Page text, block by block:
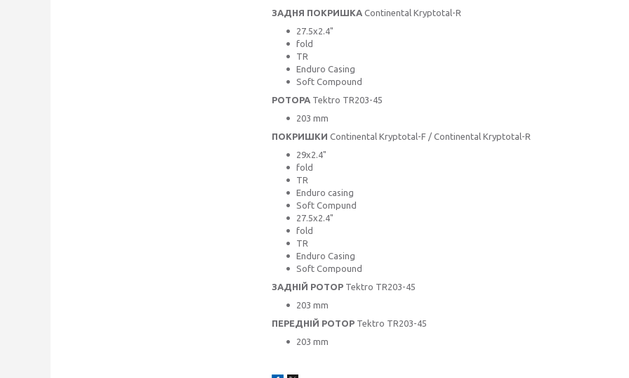
ЗАДНЯ ПОКРИШКА Continental Kryptotal-R
27.5x2.4"
fold
TR
Enduro Casing
Soft Compound
РОТОРА Tektro TR203-45
203 mm
ПОКРИШКИ Continental Kryptotal-F / Continental Kryptotal-R
29x2.4"
fold
TR
Enduro casing
Soft Compund
27.5x2.4"
fold
TR
Enduro Casing
Soft Compound
ЗАДНІЙ РОТОР Tektro TR203-45
203 mm
ПЕРЕДНІЙ РОТОР Tektro TR203-45
203 mm